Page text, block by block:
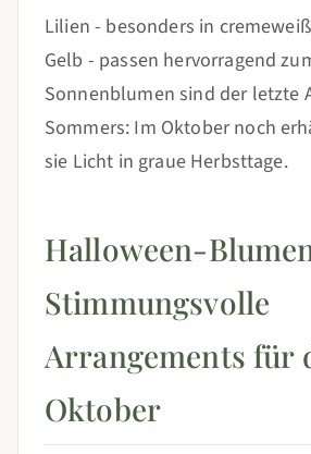
Lilien - besonders in
Gelb - passen hervorragend
Sonnenblumen sind der letzte
Sommers: Im Oktober noch
sie Licht in graue Herbsttage.
Halloween-
Stimmungsvolle
Arrangements für
Oktober